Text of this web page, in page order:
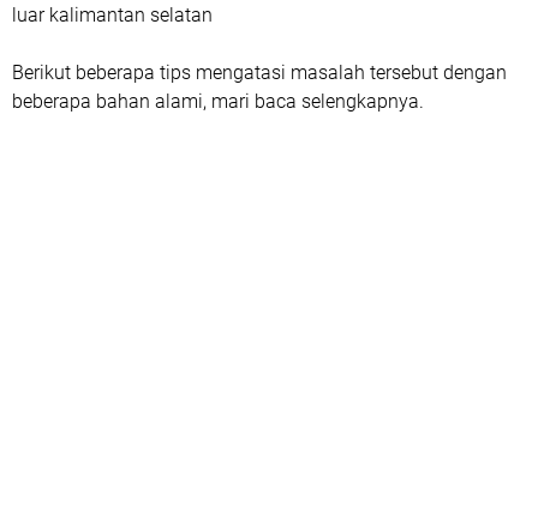
luar kalimantan selatan
Berikut beberapa tips mengatasi masalah tersebut dengan
beberapa bahan alami, mari baca selengkapnya.